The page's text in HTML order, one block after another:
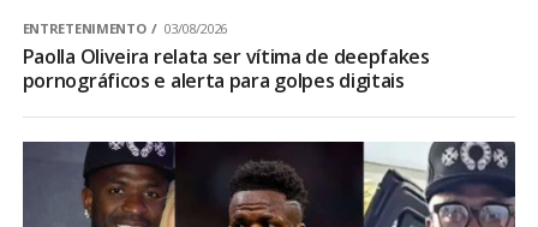
ENTRETENIMENTO 03/08/2026
Paolla Oliveira relata ser vítima de deepfakes
pornográficos e alerta para golpes digitais